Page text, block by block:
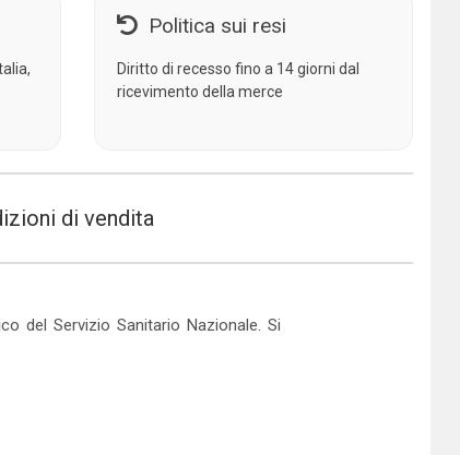
Politica sui resi
Diritto di recesso fino a 14 giorni dal
ricevimento della merce
di vendita
del Servizio Sanitario Nazionale. Si